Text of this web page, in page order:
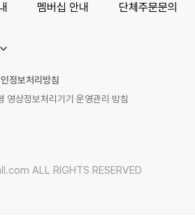
멤버십 안내 단체주문문의
정보처리방침
영상정보처리기기 운영관리 방침
ALL RIGHTS RESERVED